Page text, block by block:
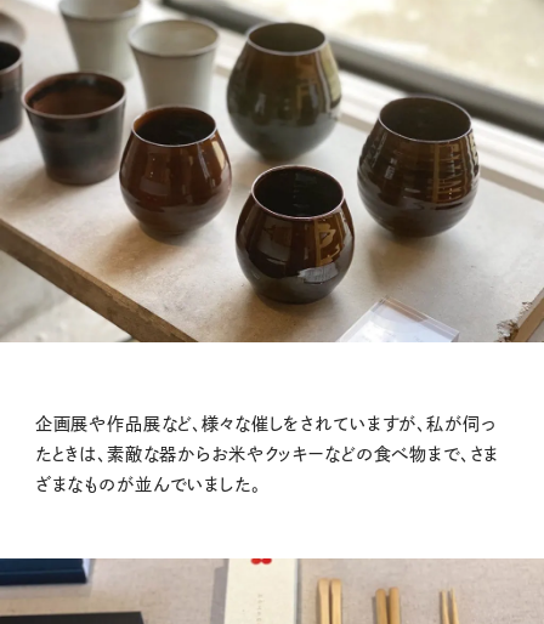
企画展や作品展など、様々な催しをされていますが、私が伺っ
たときは、素敵な器からお米やクッキーなどの食べ物まで、さま
ざまなものが並んでいました。